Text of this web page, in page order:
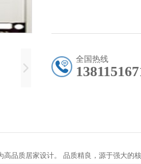
全国热线
品质居家设计。 品质精良，源于强大的核